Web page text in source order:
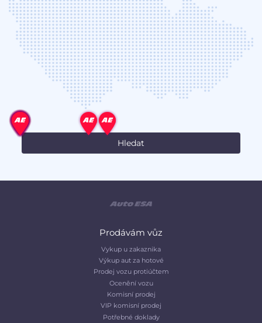
Prodávám vůz
Vykup u zakaznika
Výkup aut za hotové
Prodej vozu protiúčtem
Ocenění vozu
Komisní prodej
VIP komisní prodej
Potřebné doklady